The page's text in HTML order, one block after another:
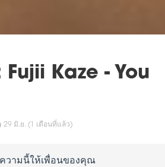
Fujii Kaze - You
29 มิ.ย. (1 เดือนที่แล้ว)
วามนี้ให้เพื่อนของคุณ